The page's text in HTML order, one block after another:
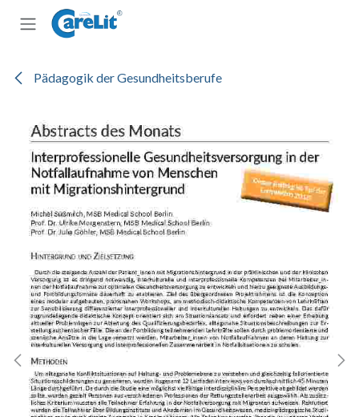
Zum Inhalt springen
Pädagogik der Gesundheitsberufe